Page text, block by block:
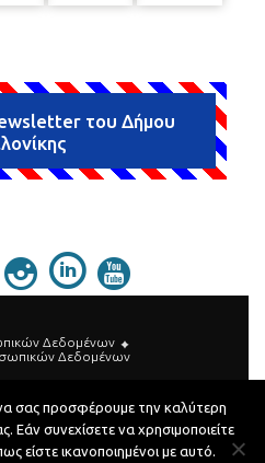
του Δήμου
Δεδομένων
Δεδομένων
Projects
σας προσφέρουμε την καλύτερη
Εάν συνεχίσετε να χρησιμοποιείτε
είστε ικανοποιημένοι με αυτό.